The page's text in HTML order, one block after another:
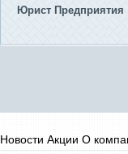
Юрист Предприятия
Новости Акции О